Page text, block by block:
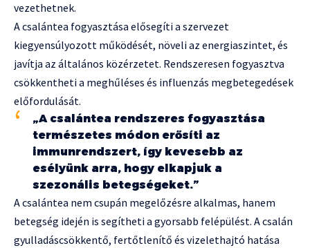
vezethetnek.
A csalántea fogyasztása elősegíti a szervezet
kiegyensúlyozott működését, növeli az energiaszintet, és
javítja az általános közérzetet. Rendszeresen fogyasztva
csökkentheti a meghűléses és influenzás megbetegedések
előfordulását.
„A csalántea rendszeres fogyasztása
természetes módon erősíti az
immunrendszert, így kevesebb az
esélyünk arra, hogy elkapjuk a
szezonális betegségeket.”
A csalántea nem csupán megelőzésre alkalmas, hanem
betegség idején is segítheti a gyorsabb felépülést. A csalán
gyulladáscsökkentő, fertőtlenítő és vizelethajtó hatása